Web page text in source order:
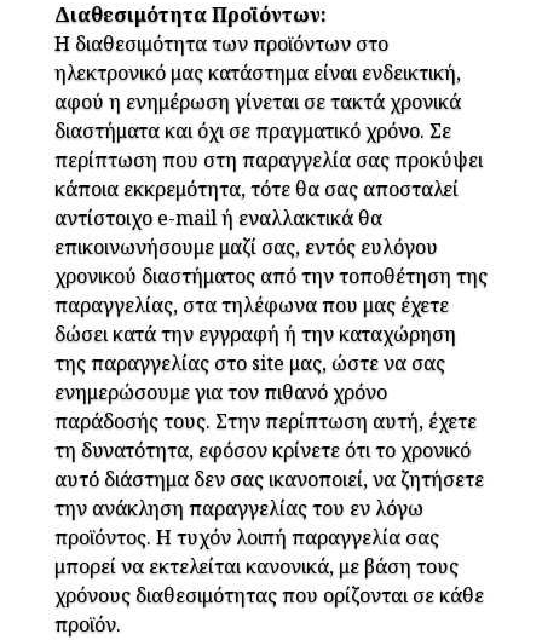
Διαθεσιμότητα Προϊόντων:
Η διαθεσιμότητα των προϊόντων στο
ηλεκτρονικό μας κατάστημα είναι ενδεικτική,
αφού η ενημέρωση γίνεται σε τακτά χρονικά
διαστήματα και όχι σε πραγματικό χρόνο. Σε
περίπτωση που στη παραγγελία σας προκύψει
κάποια εκκρεμότητα, τότε θα σας αποσταλεί
αντίστοιχο e-mail ή εναλλακτικά θα
επικοινωνήσουμε μαζί σας, εντός ευλόγου
χρονικού διαστήματος από την τοποθέτηση της
παραγγελίας, στα τηλέφωνα που μας έχετε
δώσει κατά την εγγραφή ή την καταχώρηση
της παραγγελίας στο site μας, ώστε να σας
ενημερώσουμε για τον πιθανό χρόνο
παράδοσής τους. Στην περίπτωση αυτή, έχετε
τη δυνατότητα, εφόσον κρίνετε ότι το χρονικό
αυτό διάστημα δεν σας ικανοποιεί, να ζητήσετε
την ανάκληση παραγγελίας του εν λόγω
προϊόντος. Η τυχόν λοιπή παραγγελία σας
μπορεί να εκτελείται κανονικά, με βάση τους
χρόνους διαθεσιμότητας που ορίζονται σε κάθε
προϊόν.